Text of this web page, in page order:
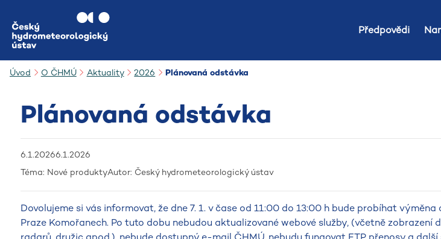
Předpovědi
Úvod O ČHMÚ Aktuality 2026 Plánovaná odstávka
Plánovaná odstávka
6.1.20266.1.2026
Téma: Nové produktyAutor: Český hydrometeorologický ústav
Dovolujeme si vás informovat, že dne 7. 1. v čase od 11:00 do 13:00 h bude probíhat
Praze Komořanech. Po tuto dobu nebudou aktualizované webové služby, (včetně zobrazení